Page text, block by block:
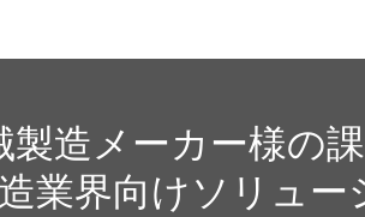
製造メーカー様の
業界向けソリュ